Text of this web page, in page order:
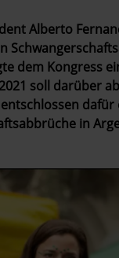
Alberto
dem Kongress
soll darüber
dafür
in